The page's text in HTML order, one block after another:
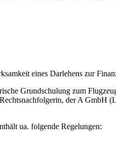
eines Darlehens zur
Grundschulung zum
der A
ua. folgende Regelungen: